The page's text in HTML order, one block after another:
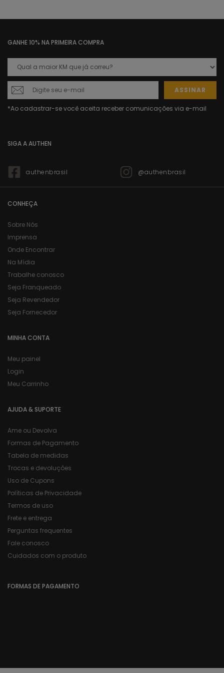
GANHE 10% NA PRIMEIRA COMPRA
ASSINAR
SIGA A AUTHEN
authenbrasil @authenbrasil
CONHEÇA
Sobre Nós
Imprensa
Onde Encontrar
Na Mídia
Trabalhe conosco
Seja Franqueado
Seja Revendedor
Seja Fornecedor
MINHA CONTA
Meu painel
Login
Meu Carrinho
AJUDA & SUPORTE
Ame ou Devolva
Formas de Pagamento
Tabela de medidas
Trocas e devoluções
Uso de Cupons
Políticas de Privacidade
Termos de uso
Frete e entrega
Perguntas frequentes
Fale conosco
Cuidados com o produto
FORMAS DE PAGAMENTO